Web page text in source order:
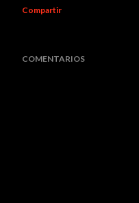
Compartir
COMENTARIOS